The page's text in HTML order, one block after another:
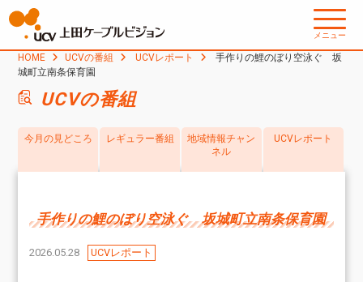
メニュー
HOME UCVの番組 UCVレポート
手作りの鯉のぼり空泳ぐ 坂
城町立南条保育園
UCVの番組
今月の見どころ レギュラー番組
地域情報チャン
ネル
UCVレポート
手作りの鯉のぼり空泳ぐ 坂城町立南条保育園
2026.05.28 UCVレポート